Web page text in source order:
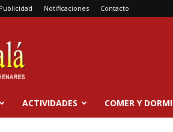
Publicidad Notificaciones Contacto
ACTIVIDADES COMER Y